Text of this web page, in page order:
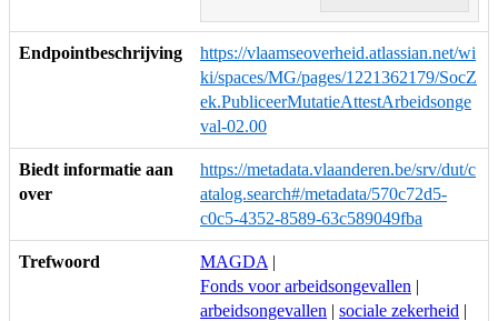
Endpointbeschrijving
https://vlaamseoverheid.atlassian.net/wi
ki/spaces/MG/pages/1221362179/SocZ
ek.PubliceerMutatieAttestArbeidsonge
val-02.00
Biedt informatie aan
over
https://metadata.vlaanderen.be/srv/dut/c
atalog.search#/metadata/570c72d5-
c0c5-4352-8589-63c589049fba
Trefwoord MAGDA |
Fonds voor arbeidsongevallen |
arbeidsongevallen | sociale zekerheid |